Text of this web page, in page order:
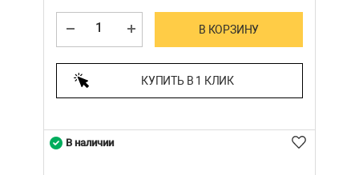
В КОРЗИНУ
КУПИТЬ В 1 КЛИК
В наличии